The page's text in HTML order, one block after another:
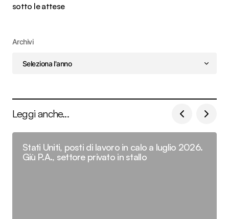
sotto le attese
Archivi
Leggi anche...
Stati Uniti, posti di lavoro in calo a luglio 2026.
Giù P.A., settore privato in stallo